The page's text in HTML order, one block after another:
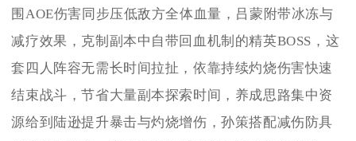
围AOE伤害同步压低敌方全体血量，吕蒙附带冰冻与
减疗效果，克制副本中自带回血机制的精英BOSS，这
套四人阵容无需长时间拉扯，依靠持续灼烧伤害快速
结束战斗，节省大量副本探索时间，养成思路集中资
源给到陆逊提升暴击与灼烧增伤，孙策搭配减伤防具